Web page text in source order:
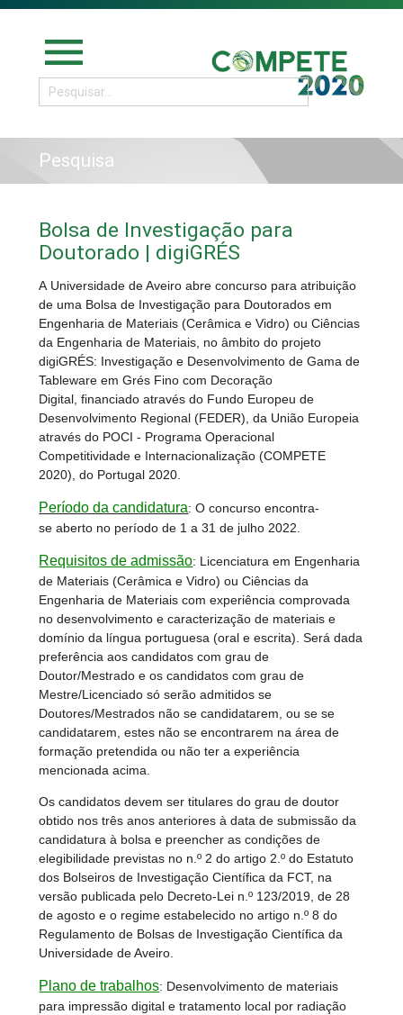
menu
Pesquisa
Bolsa de Investigação para
Doutorado | digiGRÉS
A Universidade de Aveiro abre concurso para atribuição
de uma Bolsa de Investigação para Doutorados em
Engenharia de Materiais (Cerâmica e Vidro) ou Ciências
da Engenharia de Materiais, no âmbito do projeto
digiGRÉS: Investigação e Desenvolvimento de Gama de
Tableware em Grés Fino com Decoração
Digital, financiado através do Fundo Europeu de
Desenvolvimento Regional (FEDER), da União Europeia
através do POCI - Programa Operacional
Competitividade e Internacionalização (COMPETE
2020), do Portugal 2020.
Período da candidatura: O concurso encontra-
se aberto no período de 1 a 31 de julho 2022.
Requisitos de admissão: Licenciatura em Engenharia
de Materiais (Cerâmica e Vidro) ou Ciências da
Engenharia de Materiais com experiência comprovada
no desenvolvimento e caracterização de materiais e
domínio da língua portuguesa (oral e escrita). Será dada
preferência aos candidatos com grau de
Doutor/Mestrado e os candidatos com grau de
Mestre/Licenciado só serão admitidos se
Doutores/Mestrados não se candidatarem, ou se se
candidatarem, estes não se encontrarem na área de
formação pretendida ou não ter a experiência
mencionada acima.
Os candidatos devem ser titulares do grau de doutor
obtido nos três anos anteriores à data de submissão da
candidatura à bolsa e preencher as condições de
elegibilidade previstas no n.º 2 do artigo 2.º do Estatuto
dos Bolseiros de Investigação Científica da FCT, na
versão publicada pelo Decreto-Lei n.º 123/2019, de 28
de agosto e o regime estabelecido no artigo n.º 8 do
Regulamento de Bolsas de Investigação Científica da
Universidade de Aveiro.
Plano de trabalhos: Desenvolvimento de materiais
para impressão digital e tratamento local por radiação